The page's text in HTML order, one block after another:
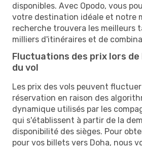
disponibles. Avec Opodo, vous
votre destination idéale et notre
recherche trouvera les meilleurs
milliers d'itinéraires et de
Fluctuations des prix lors
du vol
Les prix des vols peuvent
réservation en raison des
dynamique utilisés par les
qui s'établissent à partir de la
disponibilité des sièges. Pour
pour vos billets vers Doha, nous